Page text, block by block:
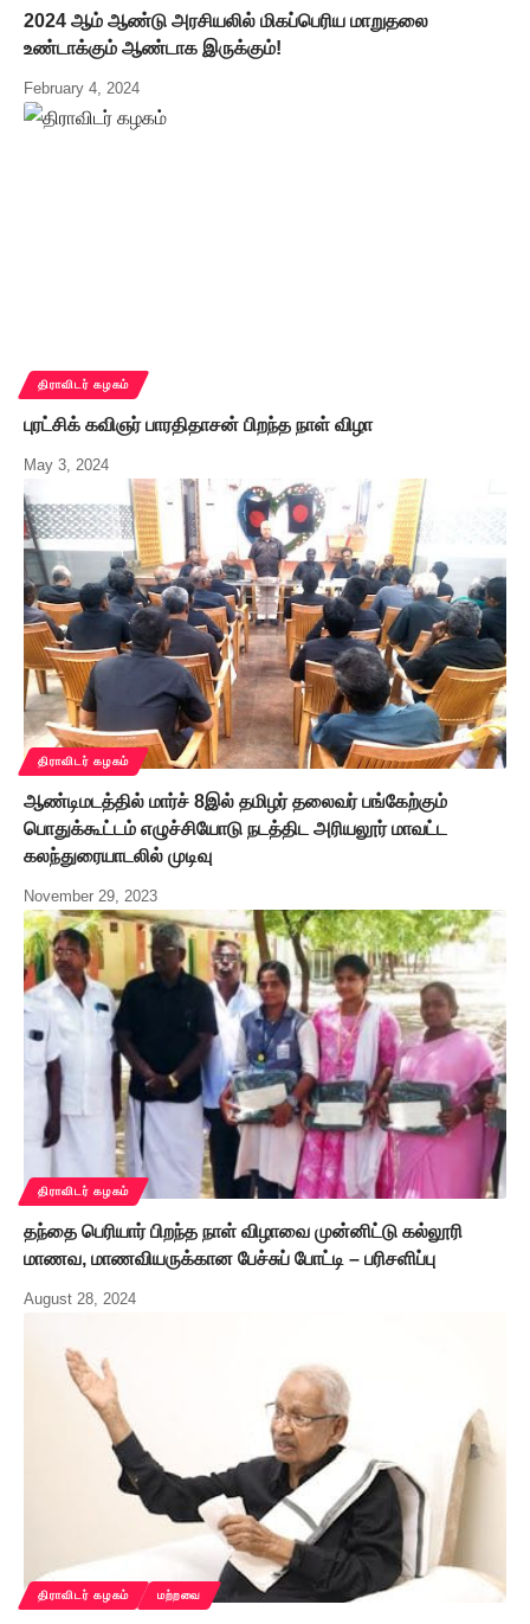
2024 ஆம் ஆண்டு அரசியலில் மிகப்பெரிய மாறுதலை
உண்டாக்கும் ஆண்டாக இருக்கும்!
February 4, 2024
திராவிடர் கழகம்
புரட்சிக் கவிஞர் பாரதிதாசன் பிறந்த நாள் விழா
May 3, 2024
திராவிடர் கழகம்
ஆண்டிமடத்தில் மார்ச் 8இல் தமிழர் தலைவர் பங்கேற்கும்
பொதுக்கூட்டம் எழுச்சியோடு நடத்திட அரியலூர் மாவட்ட
கலந்துரையாடலில் முடிவு
November 29, 2023
திராவிடர் கழகம்
தந்தை பெரியார் பிறந்த நாள் விழாவை முன்னிட்டு கல்லூரி
மாணவ, மாணவியருக்கான பேச்சுப் போட்டி – பரிசளிப்பு
August 28, 2024
திராவிடர் கழகம் மற்றவை